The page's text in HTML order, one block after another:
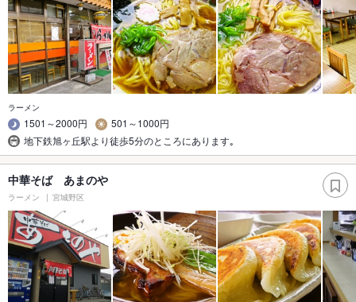
ラーメン
1501～2000円
501～1000円
地下鉄旭ヶ丘駅より徒歩5分のところにあります｡
中華そば あまのや
ラーメン 宮城野区